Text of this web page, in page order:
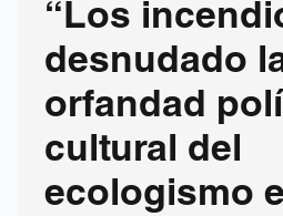
“Los
desnudado
orfandad
cultural del
ecologismo